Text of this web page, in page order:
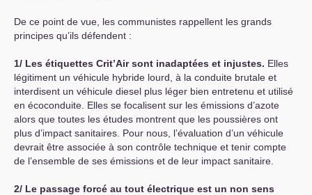
De ce point de vue, les communistes rappellent les grands
principes qu’ils défendent :
1/ Les étiquettes Crit’Air sont inadaptées et injustes. Elles
légitiment un véhicule hybride lourd, à la conduite brutale et
interdisent un véhicule diesel plus léger bien entretenu et utilisé
en écoconduite. Elles se focalisent sur les émissions d’azote
alors que toutes les études montrent que les poussières ont
plus d’impact sanitaires. Pour nous, l’évaluation d’un véhicule
devrait être associée à son contrôle technique et tenir compte
de l’ensemble de ses émissions et de leur impact sanitaire.
2/ Le passage forcé au tout électrique est un non sens